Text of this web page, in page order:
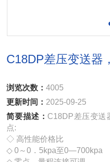
C18DP差压变送器
浏览次数：4005
更新时间： 2025-09-25
简要描述： C18DP差压变送
点:
◇ 高性能价格比
◇ 0～0．5kpa至0—700kpa